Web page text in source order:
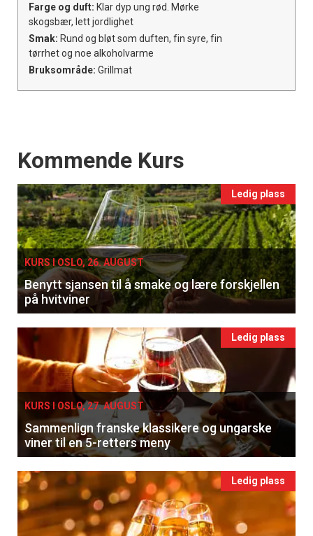
Farge og duft: Klar dyp ung rød. Mørke
skogsbær, lett jordlighet
Smak: Rund og bløt som duften, fin syre, fin
tørrhet og noe alkoholvarme
Bruksområde: Grillmat
Events
Kommende Kurs
Ledig plass
KURS I OSLO, 26. AUGUST
Benytt sjansen til å smake og lære forskjellen
på hvitviner
Ledig plass
KURS I OSLO, 27. AUGUST
Sammenlign franske klassikere og ungarske
viner til en 5-retters meny
Ledig plass